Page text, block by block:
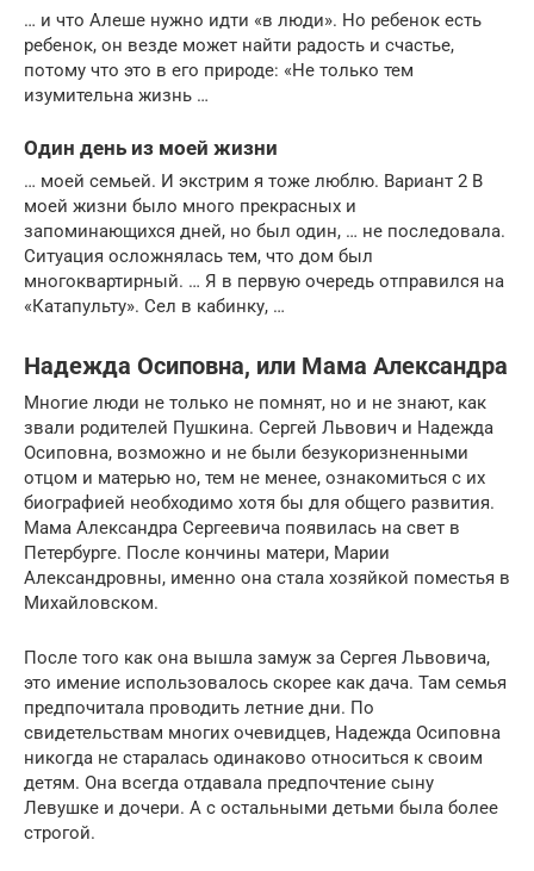
… и что Алеше нужно идти «в люди». Но ребенок есть
ребенок, он везде может найти радость и счастье,
потому что это в его природе: «Не только тем
изумительна жизнь …
Один день из моей жизни
… моей семьей. И экстрим я тоже люблю. Вариант 2 В
моей жизни было много прекрасных и
запоминающихся дней, но был один, … не последовала.
Ситуация осложнялась тем, что дом был
многоквартирный. … Я в первую очередь отправился на
«Катапульту». Сел в кабинку, …
Надежда Осиповна, или Мама Александра
Многие люди не только не помнят, но и не знают, как
звали родителей Пушкина. Сергей Львович и Надежда
Осиповна, возможно и не были безукоризненными
отцом и матерью но, тем не менее, ознакомиться с их
биографией необходимо хотя бы для общего развития.
Мама Александра Сергеевича появилась на свет в
Петербурге. После кончины матери, Марии
Александровны, именно она стала хозяйкой поместья в
Михайловском.
После того как она вышла замуж за Сергея Львовича,
это имение использовалось скорее как дача. Там семья
предпочитала проводить летние дни. По
свидетельствам многих очевидцев, Надежда Осиповна
никогда не старалась одинаково относиться к своим
детям. Она всегда отдавала предпочтение сыну
Левушке и дочери. А с остальными детьми была более
строгой.